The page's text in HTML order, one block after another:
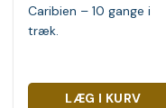
Caribien – 10 gange i
træk.
LÆG I KURV